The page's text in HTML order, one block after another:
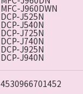
MFC-J960DWN
DCP-J525N
DCP-J540N
DCP-J725N
DCP-J740N
DCP-J925N
DCP-J940N
4530966701452